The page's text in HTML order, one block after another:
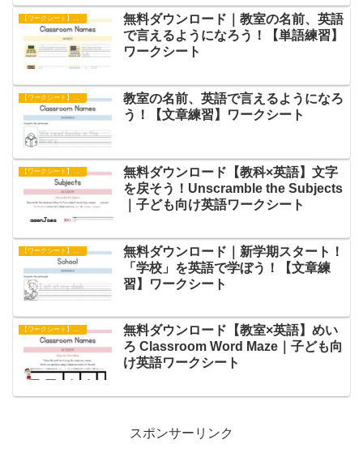
【ワークシート】単語練習
無料ダウンロード｜教室の名前、英語
で言えるようになろう！【単語練習】
ワークシート
教室の名前、英語で言えるようになろ
う！【文章練習】ワークシート
【ワークシート】アクティビティ
無料ダウンロード【教科×英語】文字
を戻そう！Unscramble the Subjects
｜子ども向け英語ワークシート
無料ダウンロード｜新学期スタート！
「学校」を英語で学ぼう！【文章練
習】ワークシート
【ワークシート】アクティビティ
無料ダウンロード【教室×英語】めい
ろ Classroom Word Maze｜子ども向
け英語ワークシート
スポンサーリンク